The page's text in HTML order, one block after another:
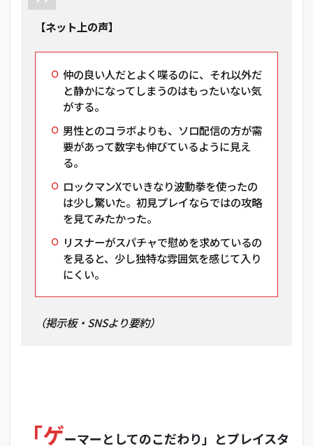
【ネット上の声】
仲の良い人だとよく喋るのに、それ以外だ
と静かになってしまうのはもったいない気
がする。
男性とのコラボよりも、ソロ配信の方が需
要があって数字も伸びているように見え
る。
ロックマンXでいきなり波動拳を使ったの
は少し驚いた。初見プレイならではの攻略
を見てみたかった。
リスナーがスパチャで慰めを求めているの
を見ると、少し独特な雰囲気を感じて入り
にくい。
（掲示板・SNSより要約）
「ゲーマーとしてのこだわり」とプレイスタ